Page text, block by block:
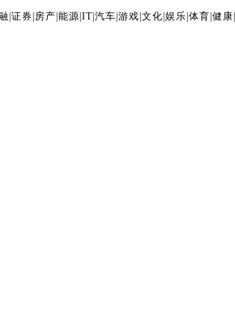
证券 房产 能源 IT| 汽车 游戏 文化 娱乐 体育 健康